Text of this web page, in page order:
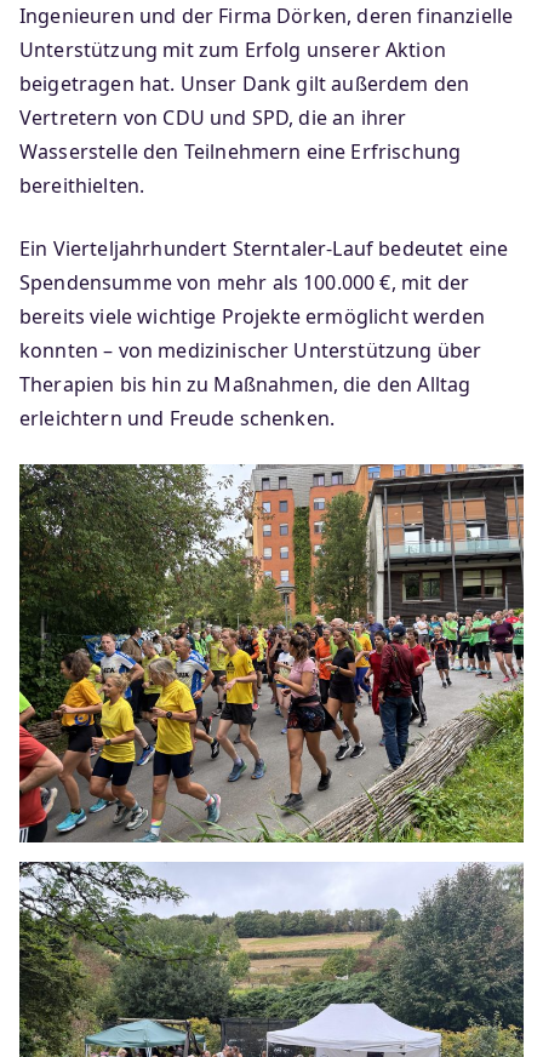
Ingenieuren und der Firma Dörken, deren finanzielle
Unterstützung mit zum Erfolg unserer Aktion
beigetragen hat. Unser Dank gilt außerdem den
Vertretern von CDU und SPD, die an ihrer
Wasserstelle den Teilnehmern eine Erfrischung
bereithielten.
Ein Vierteljahrhundert Sterntaler-Lauf bedeutet eine
Spendensumme von mehr als 100.000 €, mit der
bereits viele wichtige Projekte ermöglicht werden
konnten – von medizinischer Unterstützung über
Therapien bis hin zu Maßnahmen, die den Alltag
erleichtern und Freude schenken.